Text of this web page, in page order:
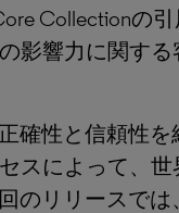
Collectionの
影響力に関す
確性と信頼性
スによって、
のリリースでは